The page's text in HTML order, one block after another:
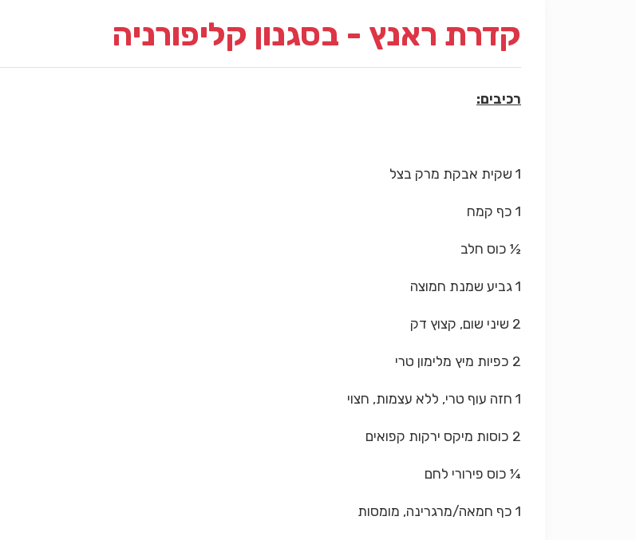
קדרת ראנץ - בסגנון קליפורניה
רכיבים:
1 שקית אבקת מרק בצל
1 כף קמח
½ כוס חלב
1 גביע שמנת חמוצה
2 שיני שום, קצוץ דק
2 כפיות מיץ מלימון טרי
1 חזה עוף טרי, ללא עצמות, חצוי
2 כוסות מיקס ירקות קפואים
¼ כוס פירורי לחם
1 כף חמאה/מרגרינה, מומסות